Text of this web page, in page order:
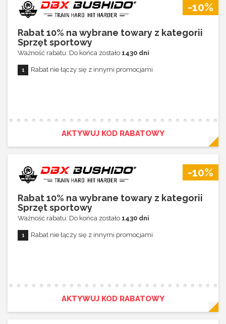
-10%
Rabat 10% na wybrane towary z kategorii
Sprzęt sportowy
Ważność rabatu: Do końca zostało 1430 dni
Rabat nie łączy się z innymi promocjami
AKTYWUJ KOD RABATOWY
-10%
Rabat 10% na wybrane towary z kategorii
Sprzęt sportowy
Ważność rabatu: Do końca zostało 1430 dni
Rabat nie łączy się z innymi promocjami
AKTYWUJ KOD RABATOWY